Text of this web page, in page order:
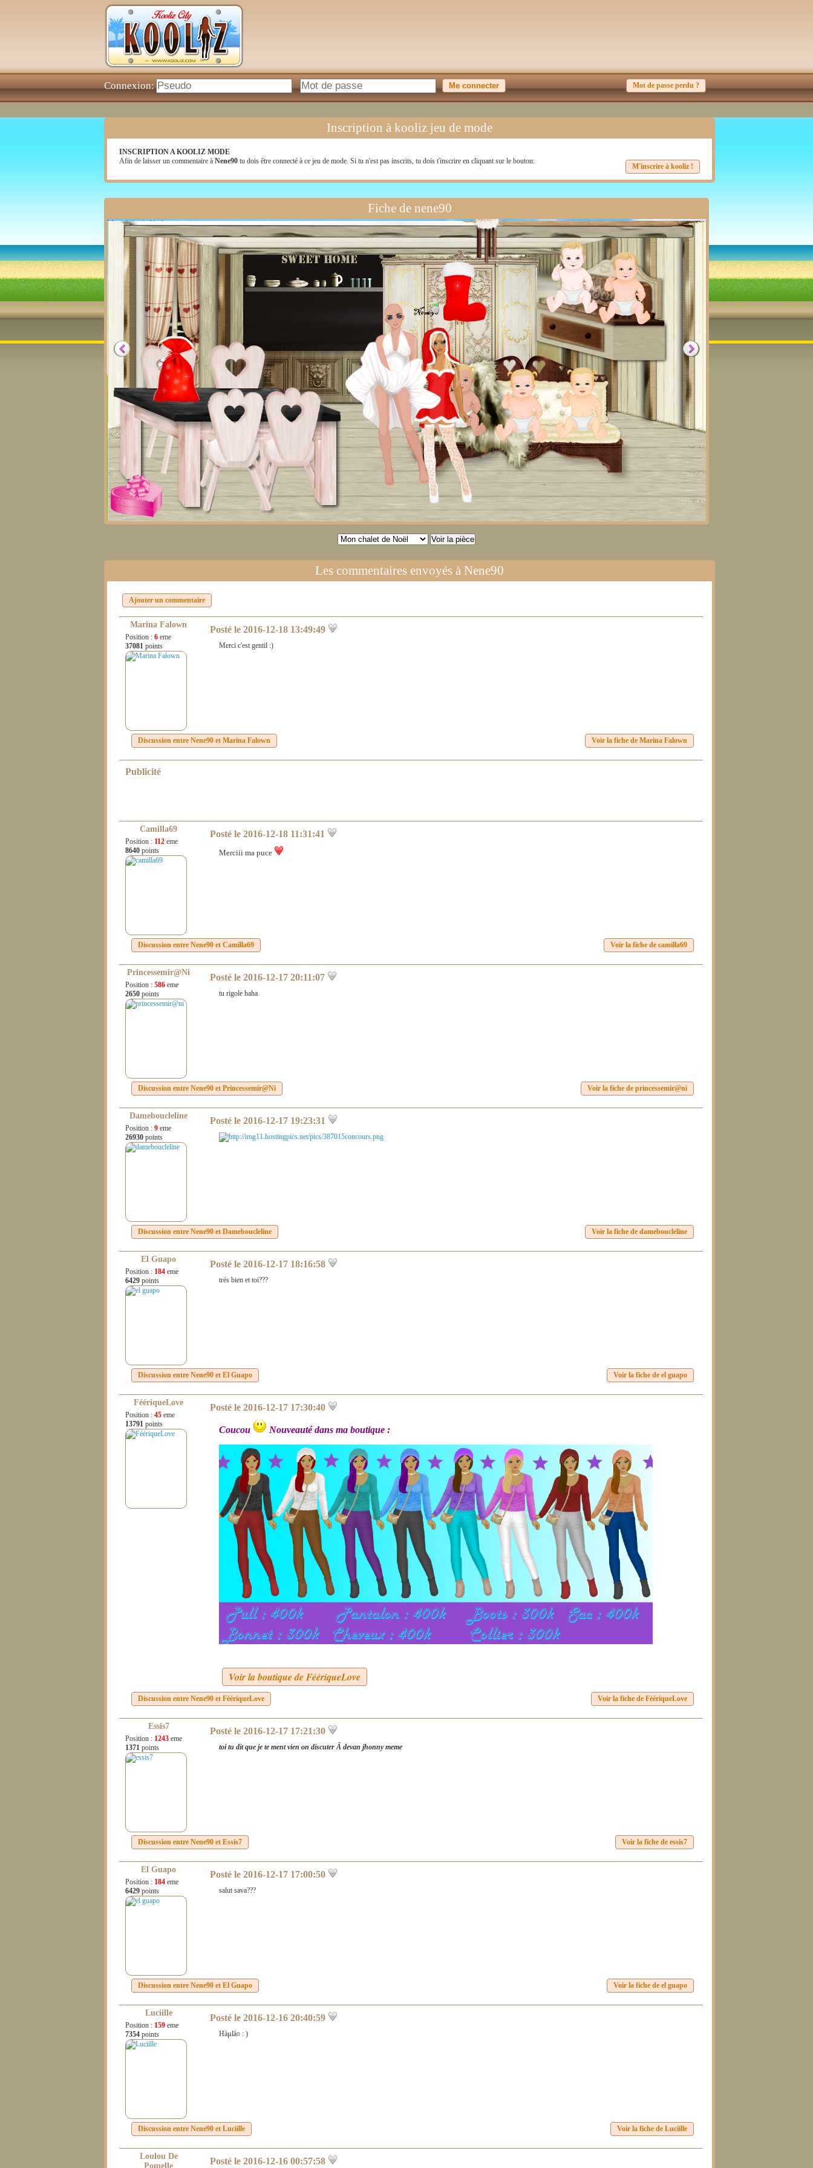
Connexion: Mot de passe perdu ?
Inscription à kooliz jeu de mode
INSCRIPTION A KOOLIZ MODE
Afin de laisser un commentaire à Nene90 tu dois être connecté à ce jeu de mode. Si tu n'est pas inscrits, tu dois t'inscrire en cliquant sur le bouton:
M'inscrire à kooliz !
Fiche de nene90
Mon chalet de Noël
Les commentaires envoyés à Nene90
Ajouter un commentaire
Marina Falown
Position : 6 eme
37081 points
Posté le 2016-12-18 13:49:49
Merci c'est gentil :)
Discussion entre Nene90 et Marina Falown Voir la fiche de Marina Falown
Publicité
Camilla69
Position : 112 eme
8640 points
Posté le 2016-12-18 11:31:41
Merciii ma puce
Discussion entre Nene90 et Camilla69 Voir la fiche de camilla69
Princessemir@ni
Position : 586 eme
2650 points
Posté le 2016-12-17 20:11:07
tu rigole haha
Discussion entre Nene90 et Princessemir@ni Voir la fiche de princessemir@ni
Dameboucleline
Position : 9 eme
26930 points
Posté le 2016-12-17 19:23:31
Discussion entre Nene90 et Dameboucleline Voir la fiche de dameboucleline
El Guapo
Position : 184 eme
6429 points
Posté le 2016-12-17 18:16:58
trés bien et toi???
Discussion entre Nene90 et El Guapo Voir la fiche de el guapo
FéériqueLove
Position : 45 eme
13791 points
Posté le 2016-12-17 17:30:40
Coucou Nouveauté dans ma boutique :
Voir la boutique de FéériqueLove
Discussion entre Nene90 et FéériqueLove Voir la fiche de FéériqueLove
Essis7
Position : 1243 eme
1371 points
Posté le 2016-12-17 17:21:30
toi tu dit que je te ment vien on discuter Â devan jhonny meme
Discussion entre Nene90 et Essis7 Voir la fiche de essis7
El Guapo
Position : 184 eme
6429 points
Posté le 2016-12-17 17:00:50
salut sava???
Discussion entre Nene90 et El Guapo Voir la fiche de el guapo
Luciille
Position : 159 eme
7354 points
Posté le 2016-12-16 20:40:59
Hàµlà¤ : )
Discussion entre Nene90 et Luciille Voir la fiche de Luciille
Loulou De
Pomelle
Posté le 2016-12-16 00:57:58